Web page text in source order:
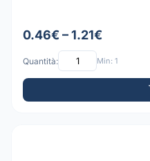
0.46€ – 1.21€
Quantità: Min: 1